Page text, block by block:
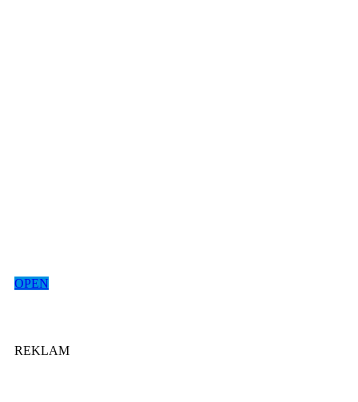
OPEN
REKLAM